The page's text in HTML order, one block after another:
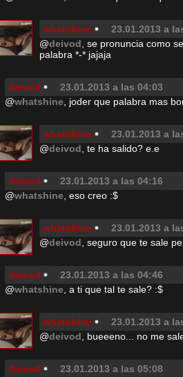
whatshine
23.01.2013 a
@deivod , se pronuncia como
palabra *-* jajaja
deivod
23.01.2013 a las 04:03
@whatshine , joder que palabra mas
whatshine
23.01.2013 a
@deivod , te ha salido? e.e
deivod
23.01.2013 a las 04:16
@whatshine , eso creo :$
whatshine
23.01.2013 a
@deivod , seguro que te sale
deivod
23.01.2013 a las 04:46
@whatshine , a ti que tal te sale? :$
whatshine
23.01.2013 a
@deivod , bueeeno... no me
deivod
23.01.2013 a las 05:08